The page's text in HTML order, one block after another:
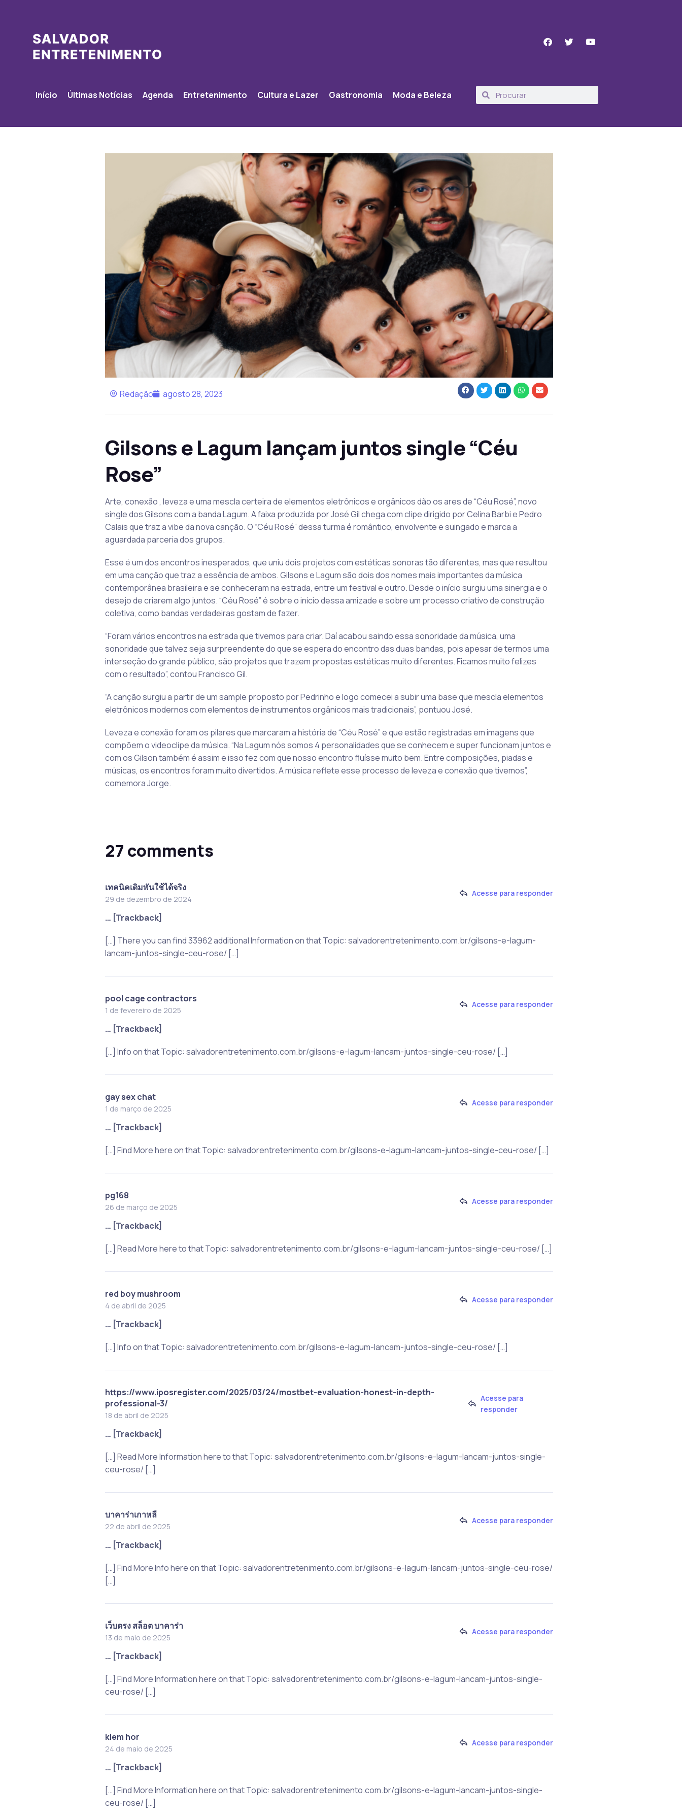
Início Últimas Notícias Agenda Entretenimento Cultura e Lazer Gastronomia Moda e Beleza
Redação agosto 28, 2023
Gilsons e Lagum lançam juntos single “Céu
Rose”
Arte, conexão , leveza e uma mescla certeira de elementos eletrônicos e orgânicos dão os ares de “Céu Rosé”, novo
single dos Gilsons com a banda Lagum. A faixa produzida por José Gil chega com clipe dirigido por Celina Barbi e Pedro
Calais que traz a vibe da nova canção. O “Céu Rosé” dessa turma é romântico, envolvente e suingado e marca a
aguardada parceria dos grupos.
Esse é um dos encontros inesperados, que uniu dois projetos com estéticas sonoras tão diferentes, mas que resultou
em uma canção que traz a essência de ambos. Gilsons e Lagum são dois dos nomes mais importantes da música
contemporânea brasileira e se conheceram na estrada, entre um festival e outro. Desde o início surgiu uma sinergia e o
desejo de criarem algo juntos. “Céu Rosé” é sobre o início dessa amizade e sobre um processo criativo de construção
coletiva, como bandas verdadeiras gostam de fazer.
“Foram vários encontros na estrada que tivemos para criar. Daí acabou saindo essa sonoridade da música, uma
sonoridade que talvez seja surpreendente do que se espera do encontro das duas bandas, pois apesar de termos uma
interseção do grande público, são projetos que trazem propostas estéticas muito diferentes. Ficamos muito felizes
com o resultado”, contou Francisco Gil.
“A canção surgiu a partir de um sample proposto por Pedrinho e logo comecei a subir uma base que mescla elementos
eletrônicos modernos com elementos de instrumentos orgânicos mais tradicionais”, pontuou José.
Leveza e conexão foram os pilares que marcaram a história de “Céu Rosé” e que estão registradas em imagens que
compõem o videoclipe da música. “Na Lagum nós somos 4 personalidades que se conhecem e super funcionam juntos e
com os Gilson também é assim e isso fez com que nosso encontro fluísse muito bem. Entre composições, piadas e
músicas, os encontros foram muito divertidos. A música reflete esse processo de leveza e conexão que tivemos”,
comemora Jorge.
27 comments
เทคนิคเดิมพันใช้ได้จริง
29 de dezembro de 2024
Acesse para responder
… [Trackback]
[…] There you can find 33962 additional Information on that Topic: salvadorentretenimento.com.br/gilsons-e-lagum-
lancam-juntos-single-ceu-rose/ […]
pool cage contractors
1 de fevereiro de 2025
Acesse para responder
… [Trackback]
[…] Info on that Topic: salvadorentretenimento.com.br/gilsons-e-lagum-lancam-juntos-single-ceu-rose/ […]
gay sex chat
1 de março de 2025
Acesse para responder
… [Trackback]
[…] Find More here on that Topic: salvadorentretenimento.com.br/gilsons-e-lagum-lancam-juntos-single-ceu-rose/ […]
pg168
26 de março de 2025
Acesse para responder
… [Trackback]
[…] Read More here to that Topic: salvadorentretenimento.com.br/gilsons-e-lagum-lancam-juntos-single-ceu-rose/ […]
red boy mushroom
4 de abril de 2025
Acesse para responder
… [Trackback]
[…] Info on that Topic: salvadorentretenimento.com.br/gilsons-e-lagum-lancam-juntos-single-ceu-rose/ […]
https://www.iposregister.com/2025/03/24/mostbet-evaluation-honest-in-depth-
professional-3/
18 de abril de 2025
Acesse para
responder
… [Trackback]
[…] Read More Information here to that Topic: salvadorentretenimento.com.br/gilsons-e-lagum-lancam-juntos-single-
ceu-rose/ […]
บาคาร่าเกาหลี
22 de abril de 2025
Acesse para responder
… [Trackback]
[…] Find More Info here on that Topic: salvadorentretenimento.com.br/gilsons-e-lagum-lancam-juntos-single-ceu-rose/
[…]
เว็บตรง สล็อต บาคาร่า
13 de maio de 2025
Acesse para responder
… [Trackback]
[…] Find More Information here on that Topic: salvadorentretenimento.com.br/gilsons-e-lagum-lancam-juntos-single-
ceu-rose/ […]
klem hor
24 de maio de 2025
Acesse para responder
… [Trackback]
[…] Find More Information here on that Topic: salvadorentretenimento.com.br/gilsons-e-lagum-lancam-juntos-single-
ceu-rose/ […]